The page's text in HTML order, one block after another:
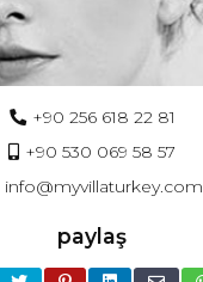
+90 256 618 22 81
+90 530 069 58 57
info@myvillaturkey.com
paylaş